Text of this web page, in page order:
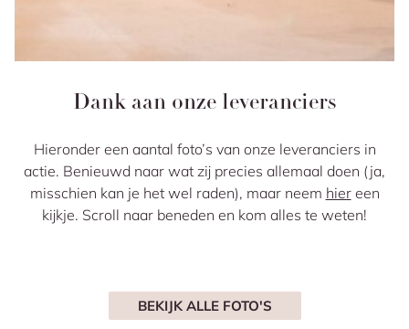
Dank aan onze leveranciers
Hieronder een aantal foto’s van onze leveranciers in
actie. Benieuwd naar wat zij precies allemaal doen (ja,
misschien kan je het wel raden), maar neem hiereen
kijkje. Scroll naar beneden en kom alles te weten!
BEKIJK ALLE FOTO'S